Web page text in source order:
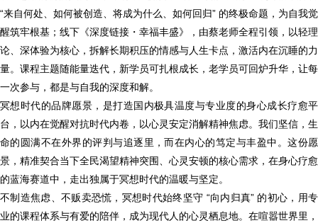
“来自何处、如何被创造、将成为什么、如何回归” 的终极命题，为自我觉
醒筑牢根基；线下《深度链接・幸福丰盛》，由蔡老师全程引领，以轻理
论、深体验为核心，拆解长期积压的情感与人生卡点，激活内在沉睡的力
量。课程主题随能量迭代，新学员可扎根成长，老学员可回炉升华，让每
一次参与，都是与自我的深度和解。
冥想时代的品牌愿景，是打造国内极具温度与专业度的身心成长疗愈平
台，以内在觉醒对抗时代内卷，以心灵安定消解精神焦虑。我们坚信，生
命的圆满不在外界的评判与追逐里，而在内心的笃定与丰盈中。这份愿
景，精准契合当下全民渴望精神突围、心灵安顿的核心需求，在身心疗愈
的蓝海赛道中，走出独属于冥想时代的温暖与坚定。
不制造焦虑、不贩卖恐慌，冥想时代始终坚守 “向内归真” 的初心，用专
业的课程体系与有爱的陪伴，成为现代人的心灵栖息地。在喧嚣世界里，